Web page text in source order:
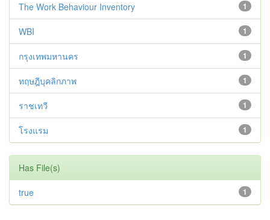
1
The Work Behaviour Inventory
1
WBI
1
กรุงเทพมหานคร
1
ทฤษฎีบุคลิกภาพ
1
ราชเทวี
1
โรงแรม
Has File(s)
1
true